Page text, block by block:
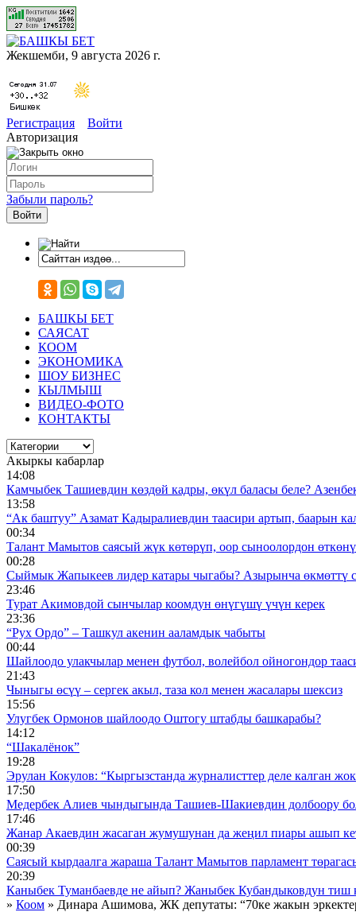
Жекшемби, 9 августа 2026 г.
Регистрация
Войти
Авторизация
Забыли пароль?
БАШКЫ БЕТ
САЯСАТ
КООМ
ЭКОНОМИКА
ШОУ БИЗНЕС
КЫЛМЫШ
ВИДЕО-ФОТО
КОНТАКТЫ
Акыркы кабарлар
14:08
Камчыбек Ташиевдин көздөй кадры, өкүл баласы беле?
13:58
“Ак баштуу” Азамат Кадыралиевдин таасири артып, баарын
00:34
Талант Мамытов саясый жүк көтөрүп, оор сыноолордон
00:28
Сыймык Жапыкеев лидер катары чыгабы? Азырынча өкмөттү
23:46
Турат Акимовдой сынчылар коомдун өнүгүшү үчүн керек
23:36
“Рух Ордо” – Ташкул акенин ааламдык чабыты
00:44
Шайлоодо улакчылар менен футбол, волейбол ойногондор
21:43
Чыныгы өсүү – сергек акыл, таза кол менен жасалары шексиз
15:56
Улугбек Ормонов шайлоодо Оштогу штабды башкарабы?
14:12
“Шакалёнок”
19:28
Эрулан Кокулов: “Кыргызстанда журналисттер деле калган
17:50
Медербек Алиев чындыгында Ташиев-Шакиевдин долбоору
17:46
Жанар Акаевдин жасаган жумушунан да жеңил пиары ашып
00:39
Саясый кырдаалга жараша Талант Мамытов парламент
20:39
Каныбек Туманбаевде не айып? Жаныбек Кубандыковдун тиш
» Коом » Динара Ашимова, ЖК депутаты: “70ке жакын